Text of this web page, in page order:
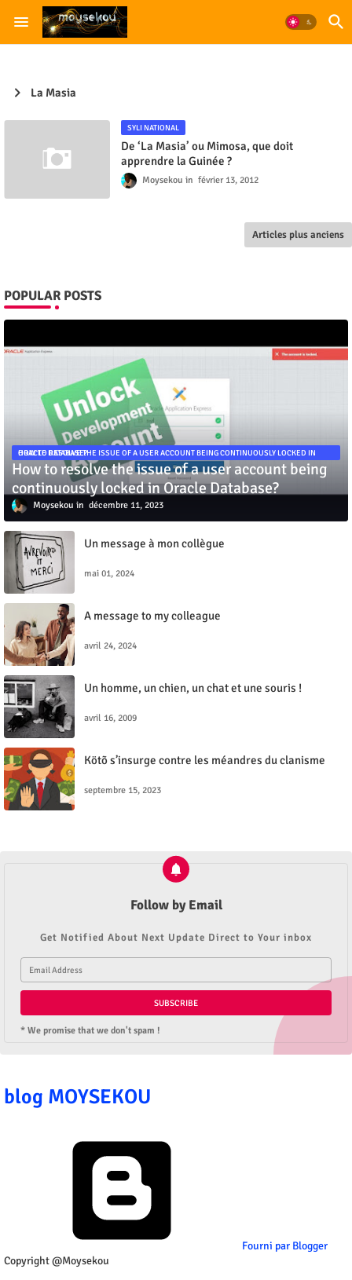
La Masia
SYLI NATIONAL
De ‘La Masia’ ou Mimosa, que doit
apprendre la Guinée ?
Moysekou février 13, 2012
Articles plus anciens
POPULAR POSTS
HOW TO RESOLVE THE ISSUE OF A USER ACCOUNT BEING CONTINUOUSLY LOCKED IN ORACLE DATABASE?
How to resolve the issue of a user account being
continuously locked in Oracle Database?
Moysekou décembre 11, 2023
Un message à mon collègue
mai 01, 2024
A message to my colleague
avril 24, 2024
Un homme, un chien, un chat et une souris !
avril 16, 2009
Kötõ s’insurge contre les méandres du clanisme
septembre 15, 2023
Follow by Email
Get Notified About Next Update Direct to Your inbox
* We promise that we don't spam !
blog MOYSEKOU
Fourni par Blogger
Copyright @Moysekou